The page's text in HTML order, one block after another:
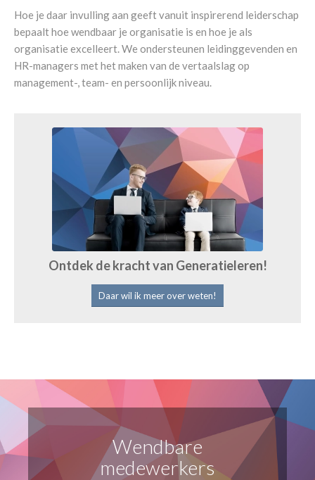
Hoe je daar invulling aan geeft vanuit inspirerend leiderschap
bepaalt hoe wendbaar je organisatie is en hoe je als
organisatie excelleert. We ondersteunen leidinggevenden en
HR-managers met het maken van de vertaalslag op
management-, team- en persoonlijk niveau.
Ontdek de kracht van Generatieleren!
Daar wil ik meer over weten!
Wendbare
medewerkers